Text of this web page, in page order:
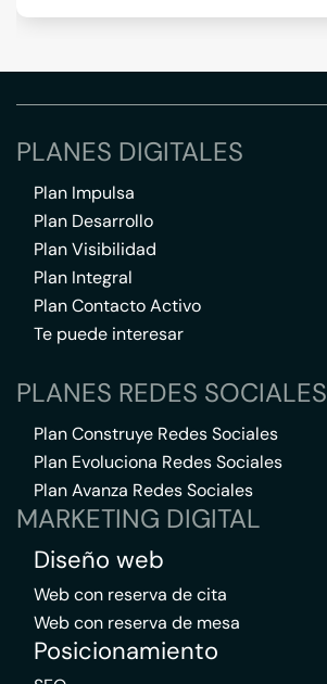
PLANES DIGITALES
Plan Impulsa
Plan Desarrollo
Plan Visibilidad
Plan Integral
Plan Contacto Activo
Te puede interesar
PLANES REDES SOCIALES
Plan Construye Redes Sociales
Plan Evoluciona Redes Sociales
Plan Avanza Redes Sociales
MARKETING DIGITAL
Diseño web
Web con reserva de cita
Web con reserva de mesa
Posicionamiento